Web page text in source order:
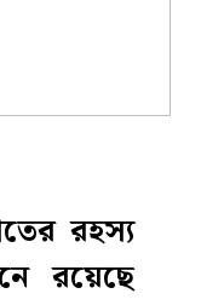
রহস্য
রয়েছে